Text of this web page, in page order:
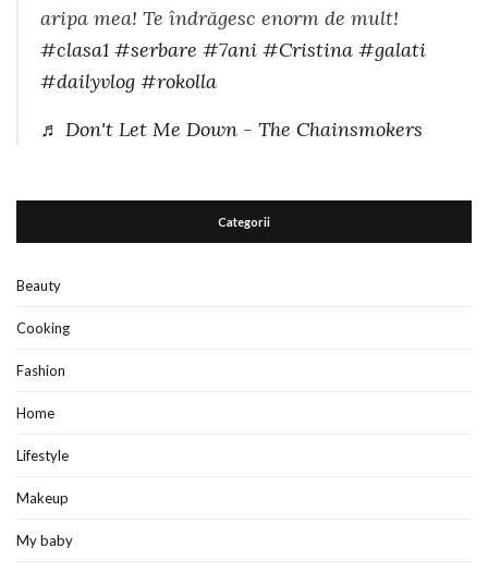
aripa mea! Te îndrăgesc enorm de mult!
#clasa1 #serbare #7ani #Cristina #galati
#dailyvlog #rokolla
♬ Don't Let Me Down - The Chainsmokers
Categorii
Beauty
Cooking
Fashion
Home
Lifestyle
Makeup
My baby